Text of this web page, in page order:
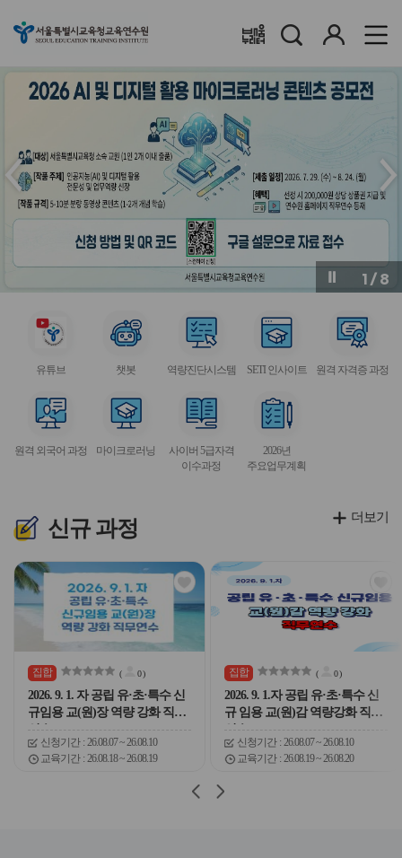
배움누리터
1 / 8
인
메
슬
다
음
버
서
스
이
콘
유튜브
서
스
이
콘
챗봇
서
스
이
콘
역량진단시스템
서
스
이
콘
SETI 인사이트
서
스
원격 자격증 과정
서
스
원격 외국어 과정
서
스
마이크로러닝
서
스
아
사이버 5급자격
이수과정
서
스
아
2026년
주요업무계획
신규 과정
관
심
아
콘
집합 ( 0)
2026. 9. 1. 자 공립 유·초·특수 신
규임용 교(원)장 역량 강화 직무
연수
신청기간
26.08.07 ~ 26.08.10
교육기간
26.08.18 ~ 26.08.19
심
아
콘
집합 ( 0)
2026. 9. 1.자 공립 유·초·특수 신
규 임용 교(원)감 역량강화 직무
연수
신청기간
26.08.07 ~ 26.08.10
교육기간
26.08.19 ~ 26.08.20
슬
슬
더보기